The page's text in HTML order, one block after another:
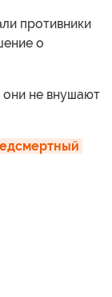
противники
о
они не внушают